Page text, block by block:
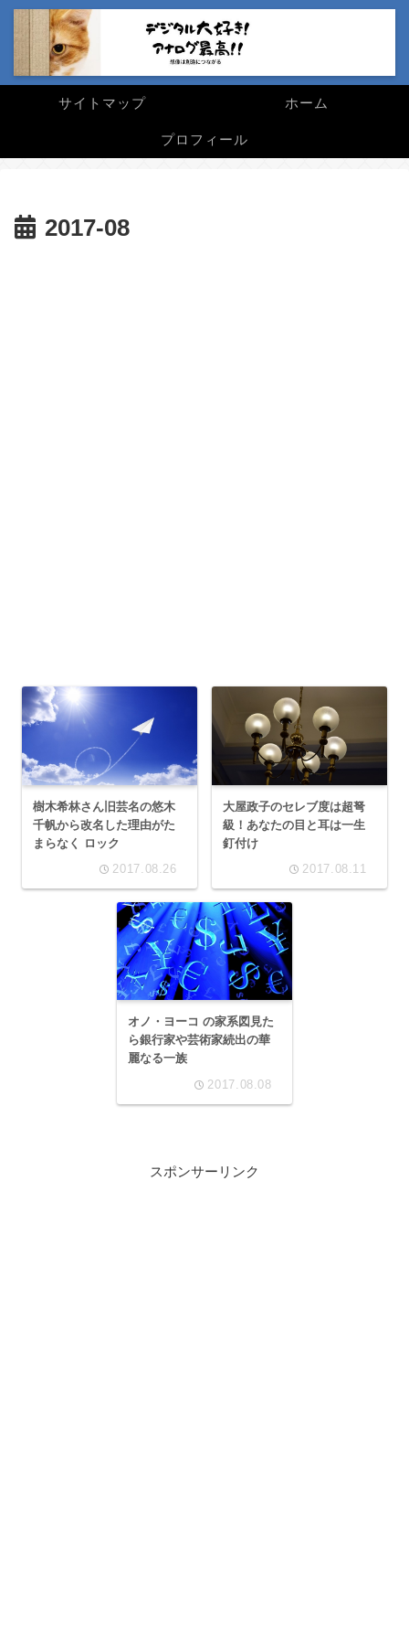
サイトマップ ホーム
プロフィール
2017-08
樹木希林さん旧芸名の悠木
千帆から改名した理由がた
まらなく ロック
2017.08.26
大屋政子のセレブ度は超弩
級！あなたの目と耳は一生
釘付け
2017.08.11
オノ・ヨーコ の家系図見た
ら銀行家や芸術家続出の華
麗なる一族
2017.08.08
スポンサーリンク